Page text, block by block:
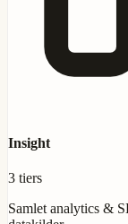
Insight
3 tiers
Samlet analytics &